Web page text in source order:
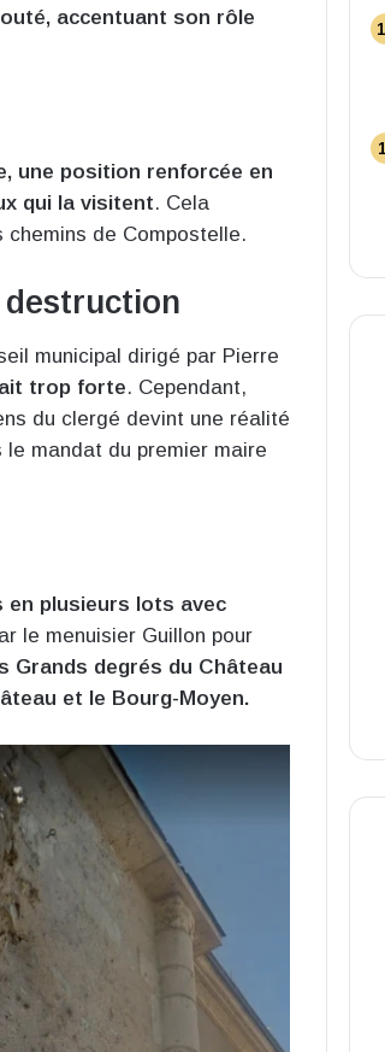
accentuant son rôle
une position renforcée en
qui la visitent. Cela
de Compostelle.
municipal dirigé par Pierre
trop forte. Cependant,
du clergé devint une réalité
le mandat du premier maire
en plusieurs lots avec
le menuisier Guillon pour
Grands degrés du Château
et le Bourg-Moyen.